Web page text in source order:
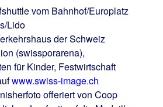
vom Bahnhof/Europlatz
Lido
der Schweiz
(swissporarena),
für Kinder, Festwirtschaft
www.swiss-image.ch
offeriert von Coop